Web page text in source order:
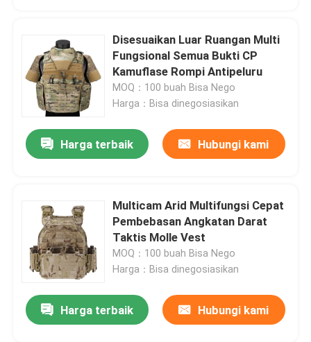
Rumah
Disesuaikan Luar Ruangan Multi
Fungsional Semua Bukti CP
Kamuflase Rompi Antipeluru
MOQ：100 buah Bisa Nego
Harga：Bisa dinegosiasikan
Harga terbaik Hubungi kami
Multicam Arid Multifungsi Cepat
Pembebasan Angkatan Darat
Taktis Molle Vest
MOQ：100 buah Bisa Nego
Harga：Bisa dinegosiasikan
Harga terbaik Hubungi kami